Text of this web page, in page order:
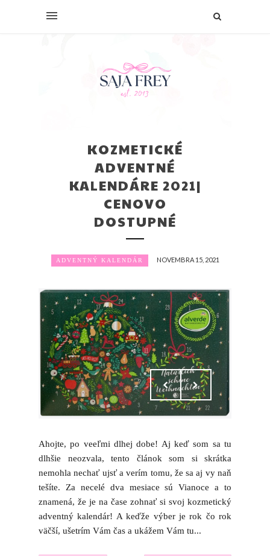
KOZMETICKÉ
ADVENTNÉ
KALENDÁRE 2021|
CENOVO
DOSTUPNÉ
ADVENTNÝ KALENDÁR NOVEMBRA 15, 2021
Ahojte, po veeľmi dlhej dobe! Aj keď som sa tu
dlhšie neozvala, tento článok som si skrátka
nemohla nechať ujsť a verím tomu, že sa aj vy naň
tešíte. Za necelé dva mesiace sú Vianoce a to
znamená, že je na čase zohnať si svoj kozmetický
adventný kalendár! A keďže výber je rok čo rok
väčší, ušetrím Vám čas a ukážem Vám tu...